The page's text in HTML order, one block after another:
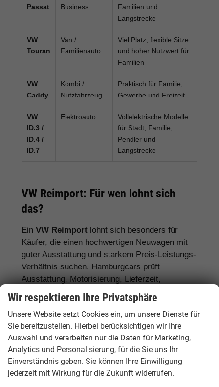
Passat
Business
Familien und
Langstrecke
VW
Touran
Van /
Familienauto
Viel Platz, flexible Sitze
und hoher Nutzwert für
Familien
VW
Caddy
Kombi /
Nutzfahrzeug
Praktisch für Familie,
Gewerbe und Freizeit
VW
ID.3 /
ID.4 /
ID.7
Elektroauto
Vollelektrische Modelle
für Stadt, Familie,
Pendler und
Langstrecke
VW Reimport: Für wen lohnt sich
das?
Ein VW Reimport lohnt sich besonders für
Käufer, die einen hochwertigen Neuwagen mit
guter Ausstattung und starkem Preis-Leistungs-
Verhältnis suchen. Hamburgcars prüft
Ausstattung, Motorisierung, Lieferzeit,
Garantiebedingungen und Fahrzeugdetails
transparent vor dem Kauf.
Für Stadtfahrer:VW Polo, VW Golf, VW
ID.3
Für Familien: VW Tiguan, VW Passat
Variant, VW Touran, VW Caddy
Wir respektieren Ihre Privatsphäre
Unsere Website setzt Cookies ein, um unsere Dienste für
Sie bereitzustellen. Hierbei berücksichtigen wir Ihre
Auswahl und verarbeiten nur die Daten für Marketing,
Analytics und Personalisierung, für die Sie uns Ihr
Einverständnis geben. Sie können Ihre Einwilligung
jederzeit mit Wirkung für die Zukunft widerrufen.